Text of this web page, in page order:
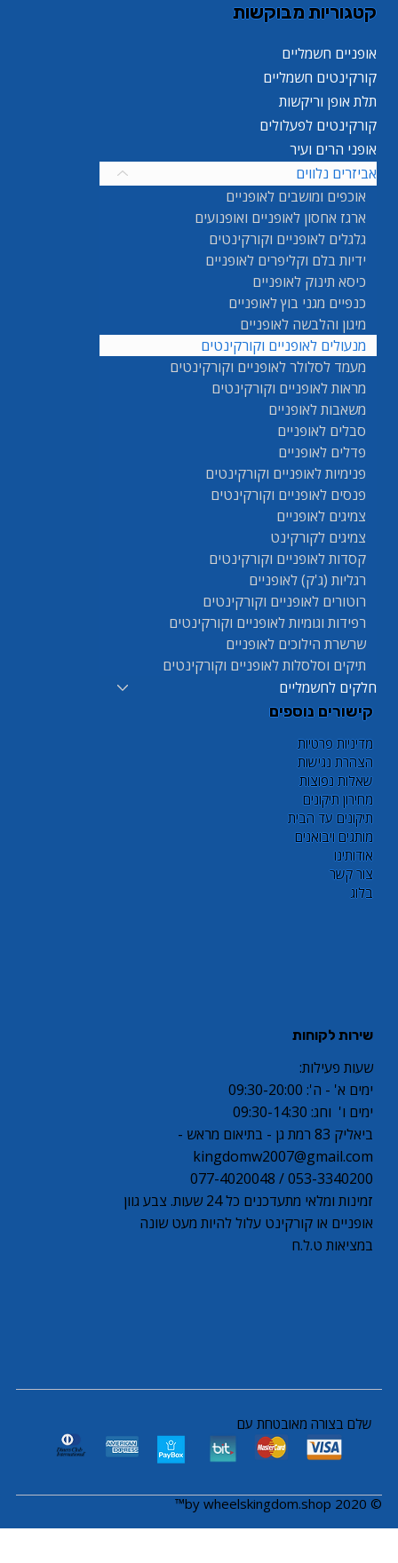
שירות לקוחות
שעות פעילות:
ימים א' - ה': 09:30-20:00
ימים ו' וחג: 09:30-14:30
ביאליק 83 רמת גן - בתיאום מראש -
kingdomw2007@gmail.com
053-3340200 / 077-4020048
זמינות ומלאי מתעדכנים כל 24 שעות. צבע גוון
אופניים או קורקינט עלול להיות מעט שונה
במציאות ט.ל.ח
קישורים נוספים
מדיניות פרטיות
הצהרת נגישות
שאלות נפוצות
מחירון תיקונים
תיקונים עד הבית
מותגים ויבואנים
אודותינו
צור קשר
בלוג
קטגוריות מבוקשות
אופניים חשמליים
קורקינטים חשמליים
תלת אופן וריקשות
קורקינטים לפעלולים
אופני הרים ועיר
אביזרים נלווים
אוכפים ומושבים לאופניים
ארגז אחסון לאופניים ואופנועים
גלגלים לאופניים וקורקינטים
ידיות בלם וקליפרים לאופניים
כיסא תינוק לאופניים
כנפיים מגני בוץ לאופניים
מיגון והלבשה לאופניים
מנעולים לאופניים וקורקינטים
מעמד לסלולר לאופניים וקורקינטים
מראות לאופניים וקורקינטים
משאבות לאופניים
סבלים לאופניים
פדלים לאופניים
פנימיות לאופניים וקורקינטים
פנסים לאופניים וקורקינטים
צמיגים לאופניים
צמיגים לקורקינט
קסדות לאופניים וקורקינטים
רגליות (ג'ק) לאופניים
רוטורים לאופניים וקורקינטים
רפידות וגומיות לאופניים וקורקינטים
שרשרת הילוכים לאופניים
תיקים וסלסלות לאופניים וקורקינטים
חלקים לחשמליים
© 2020 by wheelskingdom.shop™
שלם בצורה מאובטחת עם